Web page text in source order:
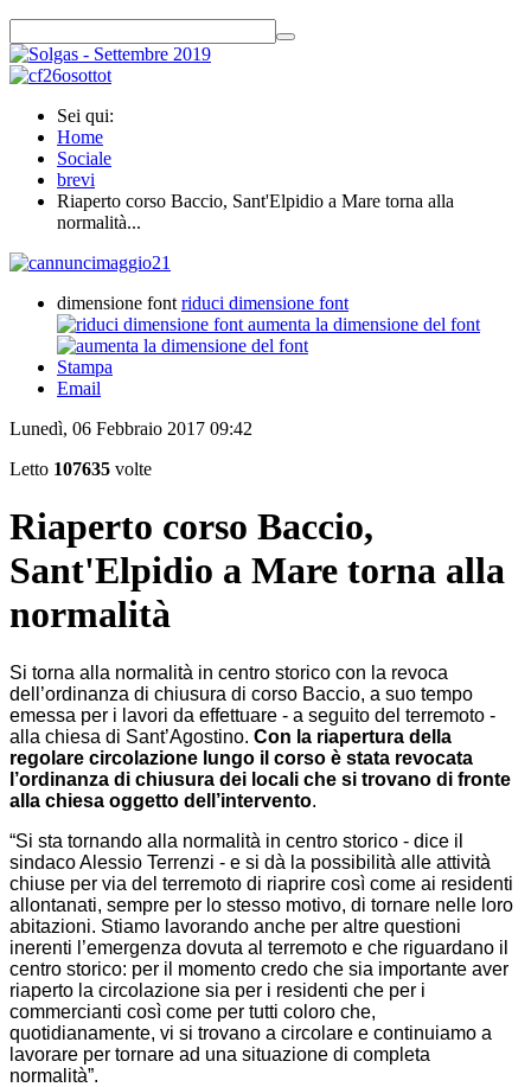
Sei qui:
Home
Sociale
brevi
Riaperto corso Baccio, Sant'Elpidio a Mare torna alla
normalità...
dimensione font riduci dimensione font
aumenta la dimensione del font
Stampa
Email
Lunedì, 06 Febbraio 2017 09:42
Letto 107635 volte
Riaperto corso Baccio,
Sant'Elpidio a Mare torna alla
normalità
Si torna alla normalità in centro storico con la revoca
dell’ordinanza di chiusura di corso Baccio, a suo tempo
emessa per i lavori da effettuare - a seguito del terremoto -
alla chiesa di Sant’Agostino. Con la riapertura della
regolare circolazione lungo il corso è stata revocata
l’ordinanza di chiusura dei locali che si trovano di fronte
alla chiesa oggetto dell’intervento.
“Si sta tornando alla normalità in centro storico - dice il
sindaco Alessio Terrenzi - e si dà la possibilità alle attività
chiuse per via del terremoto di riaprire così come ai residenti
allontanati, sempre per lo stesso motivo, di tornare nelle loro
abitazioni. Stiamo lavorando anche per altre questioni
inerenti l’emergenza dovuta al terremoto e che riguardano il
centro storico: per il momento credo che sia importante aver
riaperto la circolazione sia per i residenti che per i
commercianti così come per tutti coloro che,
quotidianamente, vi si trovano a circolare e continuiamo a
lavorare per tornare ad una situazione di completa
normalità”.